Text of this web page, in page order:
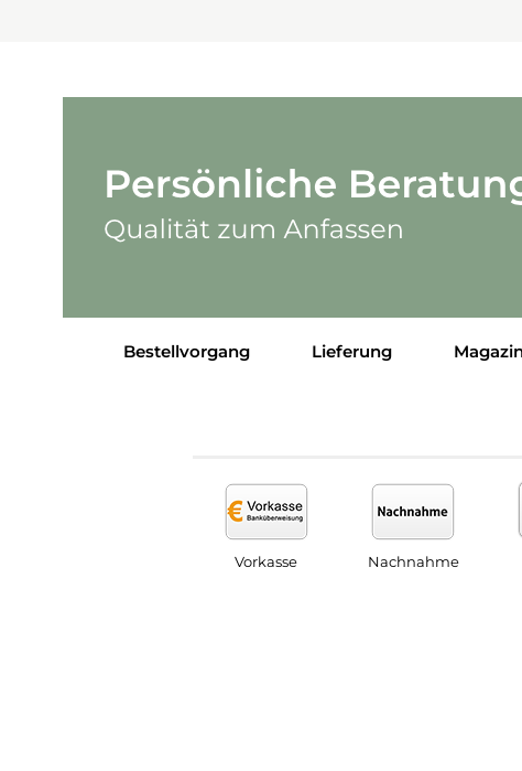
Bestellvorgang Lieferung
Vorkasse Nachnahme